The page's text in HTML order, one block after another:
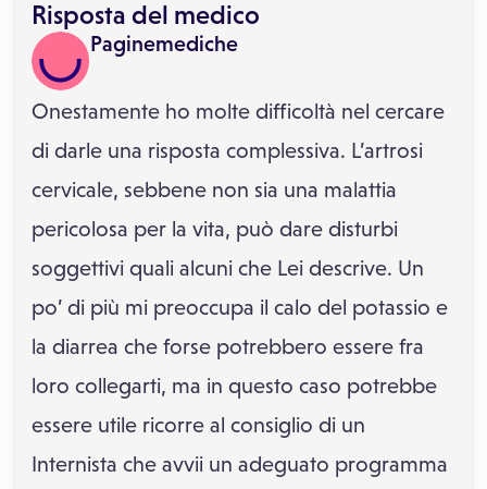
Risposta del medico
Paginemediche
Onestamente ho molte difficoltà nel cercare
di darle una risposta complessiva. L’artrosi
cervicale, sebbene non sia una malattia
pericolosa per la vita, può dare disturbi
soggettivi quali alcuni che Lei descrive. Un
po’ di più mi preoccupa il calo del potassio e
la diarrea che forse potrebbero essere fra
loro collegarti, ma in questo caso potrebbe
essere utile ricorre al consiglio di un
Internista che avvii un adeguato programma